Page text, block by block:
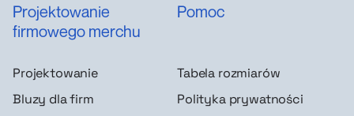
Projektowanie
firmowego merchu
Projektowanie
Bluzy dla firm
Pomoc
Tabela rozmiarów
Polityka prywatności